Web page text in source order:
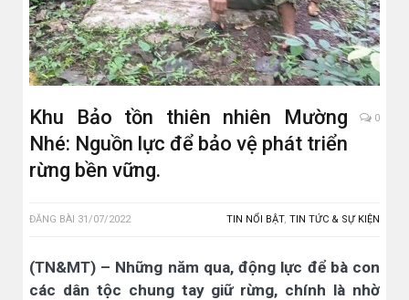
Khu Bảo tồn thiên nhiên Mường
Nhé: Nguồn lực để bảo vệ phát triển
rừng bền vững.
0
ĐĂNG BÀI 31/07/2022 TIN NỔI BẬT, TIN TỨC & SỰ KIỆN
(TN&MT) – Những năm qua, động lực để bà con
các dân tộc chung tay giữ rừng, chính là nhờ